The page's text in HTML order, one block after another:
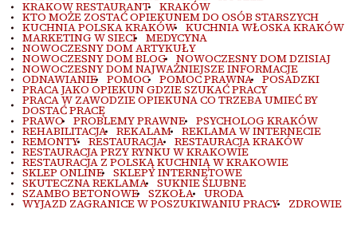
KRAKOW RESTAURANT KRAKÓW
KTO MOŻE ZOSTAĆ OPIEKUNEM DO OSÓB STARSZYCH
KUCHNIA POLSKA KRAKÓW KUCHNIA WŁOSKA KRAKÓW
MARKETING W SIECI MEDYCYNA
NOWOCZESNY DOM ARTYKUŁY
NOWOCZESNY DOM BLOG NOWOCZESNY DOM DZISIAJ
NOWOCZESNY DOM NAJWAŻNIEJSZE INFORMACJE
ODNAWIANIE POMOC POMOC PRAWNA POSADZKI
PRACA JAKO OPIEKUN GDZIE SZUKAĆ PRACY
PRACA W ZAWODZIE OPIEKUNA CO TRZEBA UMIEĆ BY
DOSTAĆ PRACĘ
PRAWO PROBLEMY PRAWNE PSYCHOLOG KRAKÓW
REHABILITACJA REKALAM REKLAMA W INTERNECIE
REMONTY RESTAURACJA RESTAURACJA KRAKÓW
RESTAURACJA PRZY RYNKU W KRAKOWIE
RESTAURACJA Z POLSKĄ KUCHNIĄ W KRAKOWIE
SKLEP ONLINE SKLEPY INTERNETOWE
SKUTECZNA REKLAMA SUKNIE ŚLUBNE
SZAMBO BETONOWE SZKOŁA URODA
WYJAZD ZAGRANICE W POSZUKIWANIU PRACY ZDROWIE